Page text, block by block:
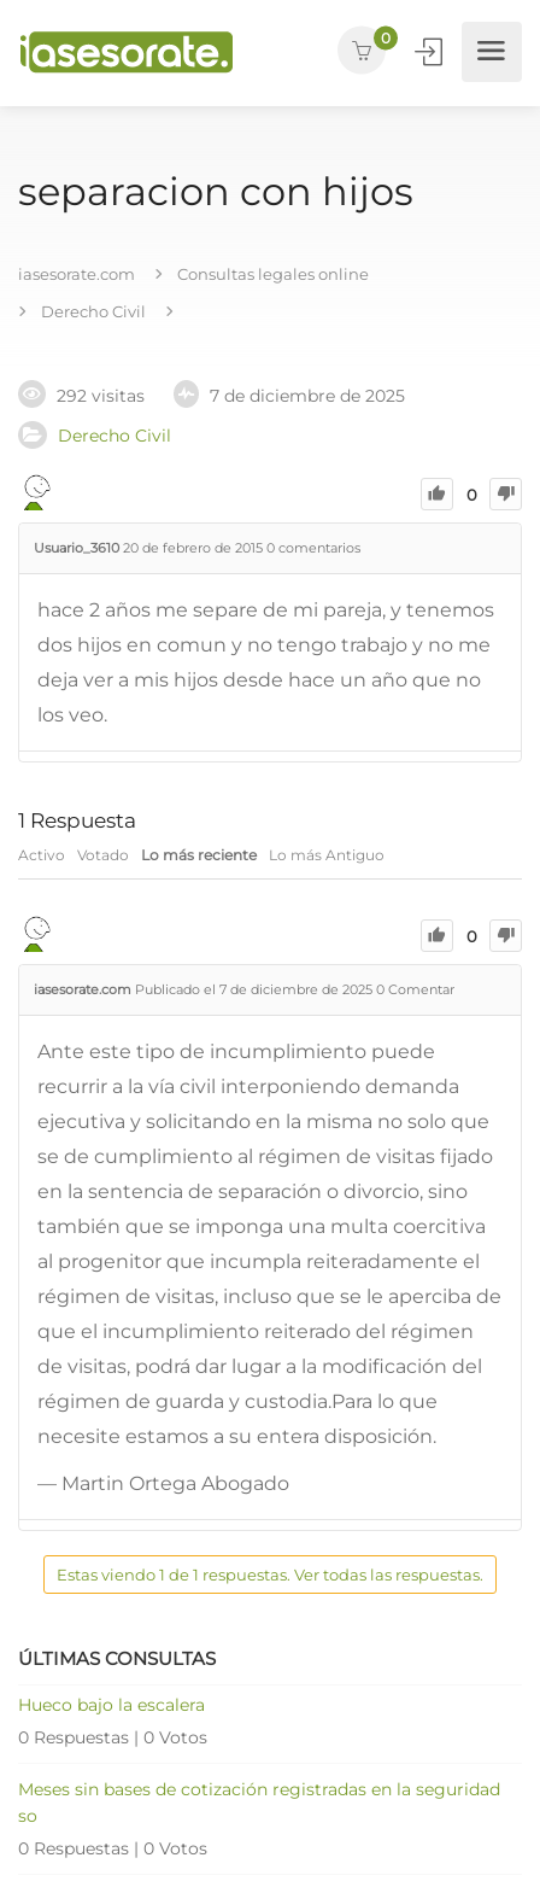
0
separacion con hijos
iasesorate.com
Consultas legales online
Derecho Civil
292 visitas
7 de diciembre de 2025
Derecho Civil
0
Usuario_3610 20 de febrero de 2015 0 comentarios
hace 2 años me separe de mi pareja, y tenemos
dos hijos en comun y no tengo trabajo y no me
deja ver a mis hijos desde hace un año que no
los veo.
1 Respuesta
Activo Votado Lo más reciente Lo más Antiguo
0
iasesorate.com Publicado el 7 de diciembre de 2025 0 Comentar
Ante este tipo de incumplimiento puede
recurrir a la vía civil interponiendo demanda
ejecutiva y solicitando en la misma no solo que
se de cumplimiento al régimen de visitas fijado
en la sentencia de separación o divorcio, sino
también que se imponga una multa coercitiva
al progenitor que incumpla reiteradamente el
régimen de visitas, incluso que se le aperciba de
que el incumplimiento reiterado del régimen
de visitas, podrá dar lugar a la modificación del
régimen de guarda y custodia.Para lo que
necesite estamos a su entera disposición.
— Martin Ortega Abogado
Estas viendo 1 de 1 respuestas. Ver todas las respuestas.
ÚLTIMAS CONSULTAS
Hueco bajo la escalera
0 Respuestas | 0 Votos
Meses sin bases de cotización registradas en la seguridad
so
0 Respuestas | 0 Votos